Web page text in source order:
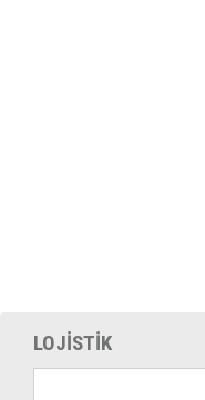
LOJİSTİK